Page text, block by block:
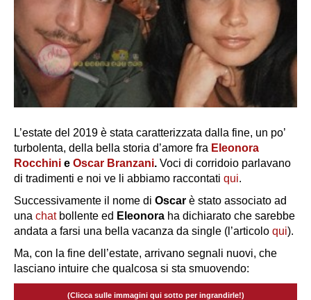
L’estate del 2019 è stata caratterizzata dalla fine, un po’
turbolenta, della bella storia d’amore fra Eleonora
Rocchini e Oscar Branzani. Voci di corridoio parlavano
di tradimenti e noi ve li abbiamo raccontati qui.
Successivamente il nome di Oscar è stato associato ad
una chatbollente ed Eleonora ha dichiarato che sarebbe
andata a farsi una bella vacanza da single (l’articolo qui).
Ma, con la fine dell’estate, arrivano segnali nuovi, che
lasciano intuire che qualcosa si sta smuovendo:
(Clicca sulle immagini qui sotto per ingrandirle!)